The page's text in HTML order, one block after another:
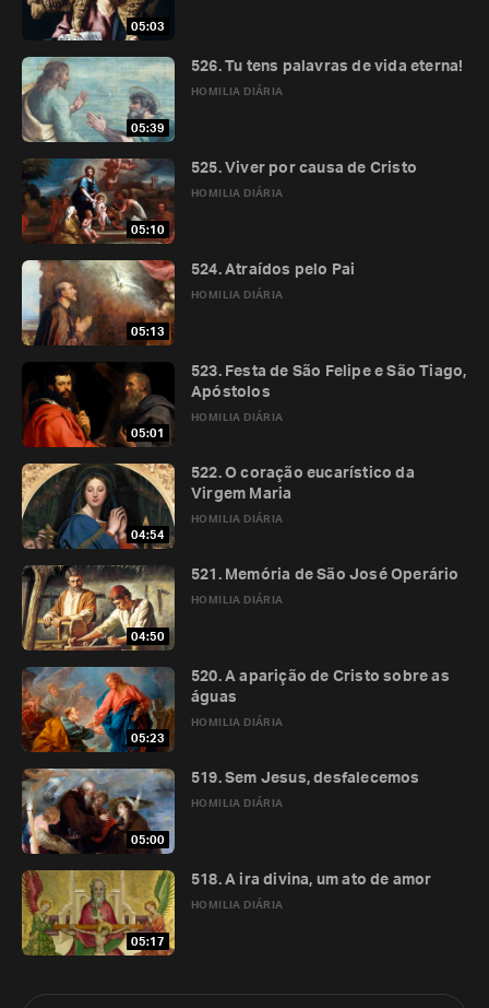
05:03
05:39
HOMILIA DIÁRIA
526. Tu tens palavras de vida eterna!
05:10
HOMILIA DIÁRIA
525. Viver por causa de Cristo
05:13
HOMILIA DIÁRIA
524. Atraídos pelo Pai
05:01
HOMILIA DIÁRIA
523. Festa de São Felipe e São Tiago,
Apóstolos
04:54
HOMILIA DIÁRIA
522. O coração eucarístico da
Virgem Maria
04:50
HOMILIA DIÁRIA
521. Memória de São José Operário
05:23
HOMILIA DIÁRIA
520. A aparição de Cristo sobre as
águas
05:00
HOMILIA DIÁRIA
519. Sem Jesus, desfalecemos
05:17
HOMILIA DIÁRIA
518. A ira divina, um ato de amor